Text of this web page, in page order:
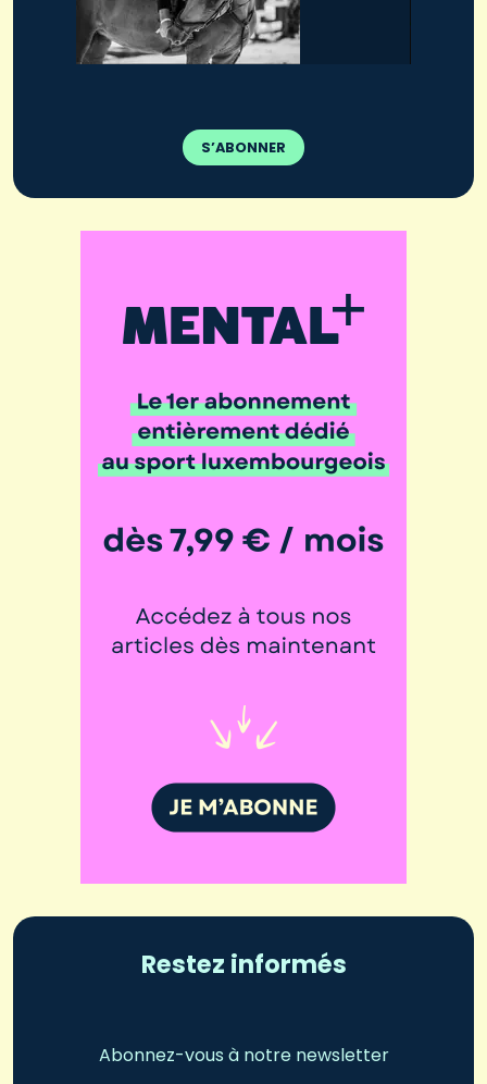
S’ABONNER
Restez informés
Abonnez-vous à notre newsletter